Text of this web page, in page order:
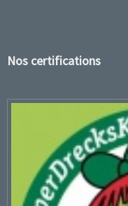
Nos certifications